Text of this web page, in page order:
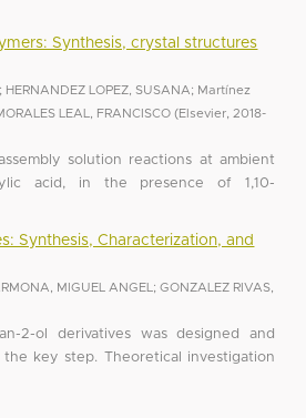
Synthesis, crystal structures
; HERNANDEZ LOPEZ, SUSANA; Martínez
LEAL, FRANCISCO (Elsevier
2018-
solution reactions at ambient
acid, in the presence of 1,10-
Synthesis, Characterization, and
MIGUEL ANGEL ;GONZALEZ RIVAS,
2-ol derivatives was designed and
key step. Theoretical investigation